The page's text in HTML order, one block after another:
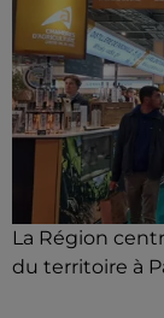
La Région
du territoire à